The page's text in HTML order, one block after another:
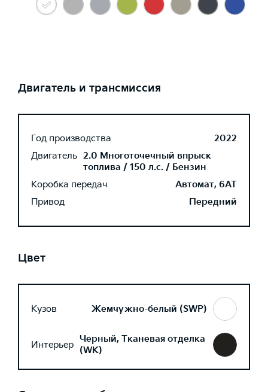
Двигатель и трансмиссия
Год производства
2022
Двигатель 2.0 Многоточечный впрыск
топлива / 150 л.с. / Бензин
Коробка передач
Автомат, 6AT
Привод
Передний
Цвет
Кузов Жемчужно-белый (SWP)
Интерьер Черный, Тканевая отделка
(WK)